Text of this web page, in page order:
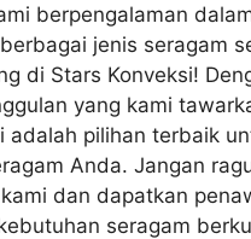
berpengalaman
jenis seragam
di Stars Konveksi!
yang kami
adalah pilihan terbaik
Anda. Jangan
dan dapatkan
seragam